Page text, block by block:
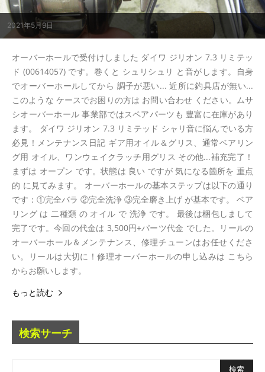
2021年5月9日
オーバーホールで受付けしました ダイワ ジリオン 7.3 リミテッ
ド (00614057) です。巻くと シュリシュリ と音がします。自身
でオーバーホールしてから 調子が悪い... 近所に釣具店が無い...
このような ケースでお困りの方は お問い合わせ ください。ムサ
シオーバーホール 事業部ではスペアパーツも 豊富に在庫があり
ます。 ダイワ ジリオン 7.3 リミテッド シャリ音に悩んでいる方
必見！メンテナンス日記 ギア用オイル＆グリス、通常ベアリン
グ用 オイル、ワンウェイクラッチ用グリス その他...補充完了！
まずは オープン です。状態は 良い ですが 気になる箇所を 重点
的 に見てみます。 オーバーホールの基本ステップは以下の通り
です：①完全バラ ②完全洗浄 ③完全磨き上げ が基本です。 ベア
リング は 二種類 の オイル で 洗浄 です。 最後は梱包しまして
完了です。今回の代金は 3,500円+パーツ代金 でした。リールの
オーバーホール＆メンテナンス、修理チューンはお任せくださ
い。リールは大切に！修理オーバーホールの申し込みは こちら
からお願いします。
もっと読む
検索サーチ